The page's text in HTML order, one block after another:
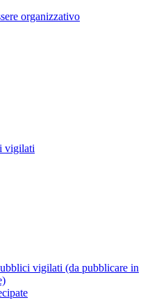
organizzativo
vigilati
vigilati (da pubblicare in